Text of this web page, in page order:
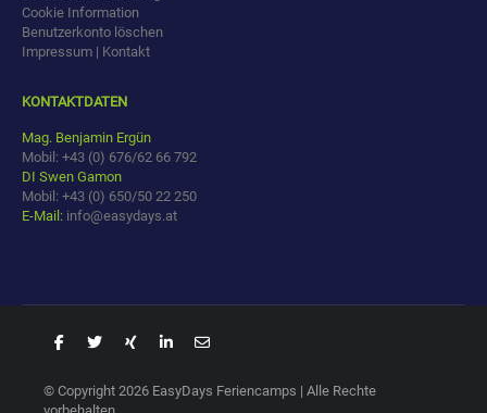
Cookie Information
Benutzerkonto löschen
Impressum | Kontakt
KONTAKTDATEN
Mag. Benjamin Ergün
Mobil: +43 (0) 676/62 66 792
DI Swen Gamon
Mobil: +43 (0) 650/50 22 250
E-Mail: info@easydays.at
© Copyright 2026 EasyDays Feriencamps | Alle Rechte